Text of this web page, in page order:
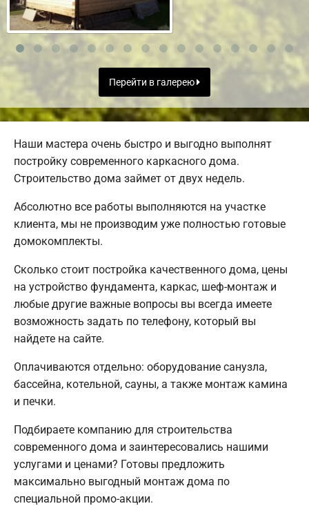
Перейти в галерею
Наши мастера очень быстро и выгодно выполнят
постройку современного каркасного дома.
Строительство дома займет от двух недель.
Абсолютно все работы выполняются на участке
клиента, мы не производим уже полностью готовые
домокомплекты.
Сколько стоит постройка качественного дома, цены
на устройство фундамента, каркас, шеф-монтаж и
любые другие важные вопросы вы всегда имеете
возможность задать по телефону, который вы
найдете на сайте.
Оплачиваются отдельно: оборудование санузла,
бассейна, котельной, сауны, а также монтаж камина
и печки.
Подбираете компанию для строительства
современного дома и заинтересовались нашими
услугами и ценами? Готовы предложить
максимально выгодный монтаж дома по
специальной промо-акции.